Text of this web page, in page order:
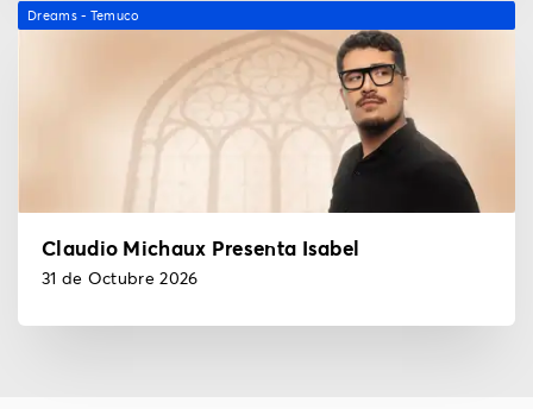
Dreams - Temuco
Claudio Michaux Presenta Isabel
31 de Octubre 2026